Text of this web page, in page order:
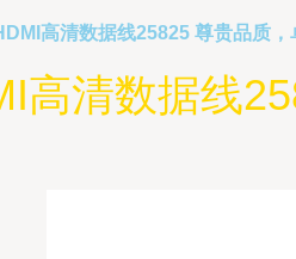
高清数据线25825 尊贵品质，
高清数据线